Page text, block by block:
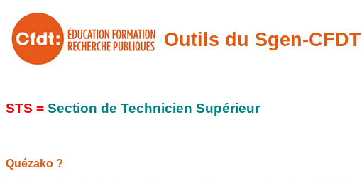
Outils du Sgen-CFDT
STS = Section de Technicien Supérieur
Quézako ?